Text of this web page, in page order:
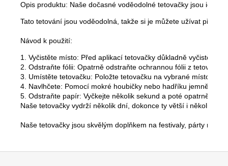
Opis produktu: Naše dočasné voděodolné tetovačky jsou
Tato tetování jsou voděodolná, takže si je můžete užívat při
Návod k použití:
1. Vyčistěte místo: Před aplikací tetovačky důkladně vyčistěte
2. Odstraňte fólii: Opatrně odstraňte ochrannou fólii z tetovačky.
3. Umístěte tetovačku: Položte tetovačku na vybrané místo na
4. Navlhčete: Pomocí mokré houbičky nebo hadříku jemně
5. Odstraňte papír: Vyčkejte několik sekund a poté opatrně
Naše tetovačky vydrží několik dní, dokonce ty větší i několik
Naše tetovačky jsou skvělým doplňkem na festivaly, párty